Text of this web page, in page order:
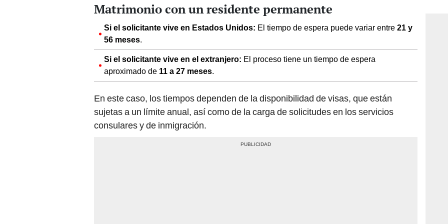
Matrimonio con un residente permanente
Si el solicitante vive en Estados Unidos: El tiempo de espera puede variar entre 21 y
56 meses.
Si el solicitante vive en el extranjero: El proceso tiene un tiempo de espera
aproximado de 11 a 27 meses.
En este caso, los tiempos dependen de la disponibilidad de visas, que están
sujetas a un límite anual, así como de la carga de solicitudes en los servicios
consulares y de inmigración.